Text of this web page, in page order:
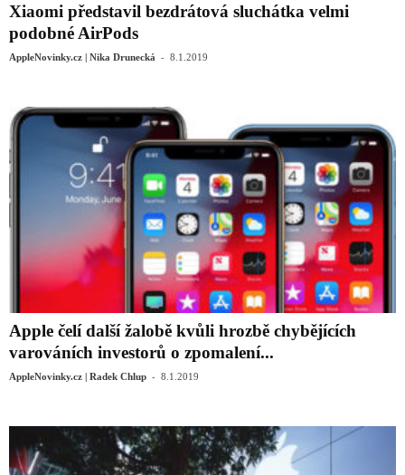
Xiaomi představil bezdrátová sluchátka velmi
podobné AirPods
AppleNovinky.cz | Nika Drunecká - 8.1.2019
Apple čelí další žalobě kvůli hrozbě chybějících
varováních investorů o zpomalení...
AppleNovinky.cz | Radek Chlup - 8.1.2019